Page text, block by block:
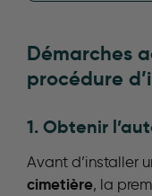
Démarches
procédure
1. Obtenir
Avant d’installer
cimetière, la